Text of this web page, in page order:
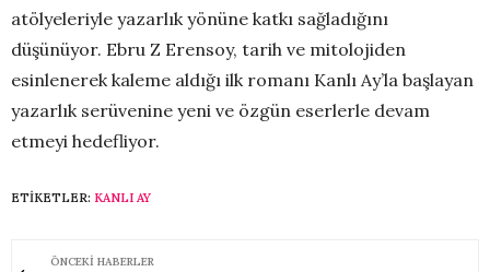
atölyeleriyle yazarlık yönüne katkı sağladığını
düşünüyor. Ebru Z Erensoy, tarih ve mitolojiden
esinlenerek kaleme aldığı ilk romanı Kanlı Ay’la başlayan
yazarlık serüvenine yeni ve özgün eserlerle devam
etmeyi hedefliyor.
ETIKETLER: KANLI AY
ÖNCEKI HABERLER